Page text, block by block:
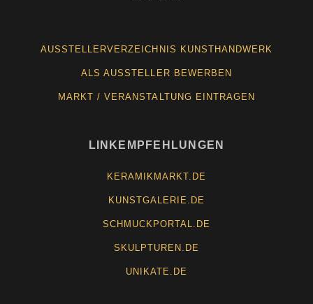
AUSSTELLERVERZEICHNIS KUNSTHANDWERK
ALS AUSSTELLER BEWERBEN
MARKT / VERANSTALTUNG EINTRAGEN
LINKEMPFEHLUNGEN
KERAMIKMARKT.DE
KUNSTGALERIE.DE
SCHMUCKPORTAL.DE
SKULPTUREN.DE
UNIKATE.DE